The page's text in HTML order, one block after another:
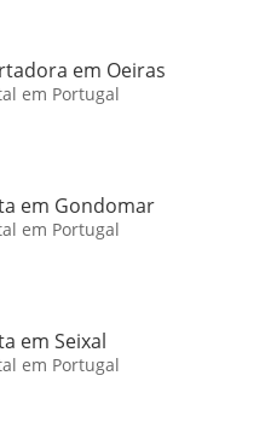
em Oeiras
em Portugal
em Gondomar
em Portugal
em Seixal
em Portugal